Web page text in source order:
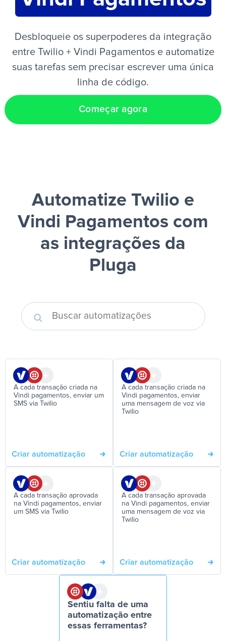
Desbloqueie os superpoderes da integração
entre Twilio + Vindi Pagamentos e automatize
suas tarefas sem precisar escrever uma única
linha de código.
Começar agora
Automatize Twilio e
Vindi Pagamentos com
as integrações da
Pluga
A cada transação criada na
Vindi pagamentos, enviar um
SMS via Twilio
Criar automatização
A cada transação criada na
Vindi pagamentos, enviar
uma mensagem de voz via
Twilio
Criar automatização
A cada transação aprovada
na Vindi pagamentos, enviar
um SMS via Twilio
Criar automatização
A cada transação aprovada
na Vindi pagamentos, enviar
uma mensagem de voz via
Twilio
Criar automatização
Sentiu falta de uma
automatização entre
essas ferramentas?